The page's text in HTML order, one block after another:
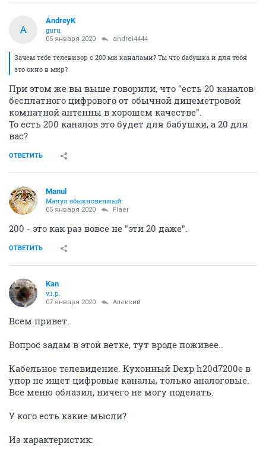
A
AndreyK
guru
05 января 2020 andrei4444
Зачем тебе телевизор с 200 ми каналами? Ты что бабушка и для тебя
это окно в мир?
При этом же вы выше говорили, что "есть 20 каналов
бесплатного цифрового от обычной дицеметровой
комнатной антенны в хорошем качестве".
То есть 200 каналов это будет для бабушки, а 20 для
вас?
ОТВЕТИТЬ
Manul
Манул обыкновенный
05 января 2020 Flaer
200 - это как раз вовсе не "эти 20 даже".
ОТВЕТИТЬ
Kan
v.i.p.
07 января 2020 Алексий
Всем привет.
Вопрос задам в этой ветке, тут вроде поживее..
Кабельное телевидение. Кухонный Dexp h20d7200e в
упор не ищет цифровые каналы, только аналоговые.
Все меню облазил, ничего не могу поделать.
У кого есть какие мысли?
Из характеристик: